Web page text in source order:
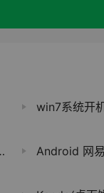
win7系统开
Android 网